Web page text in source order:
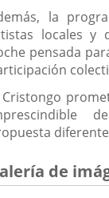
la
locales y
pensada
Cristongo
de